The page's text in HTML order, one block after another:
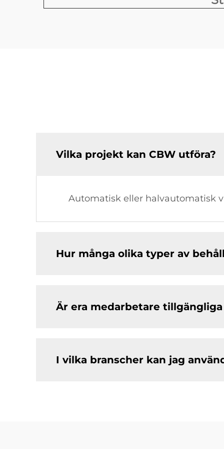
Vilka projekt kan CBW utföra?
Automatisk eller halvautomatisk
Hur många olika typer av
Är era medarbetare
I vilka branscher kan jag